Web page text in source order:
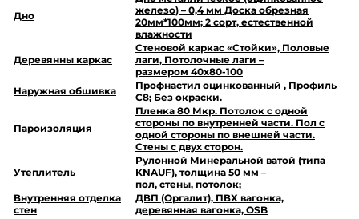
Дно
железо) – 0,4 мм Доска обрезная
20мм*100мм; 2 сорт, естественной
влажности
Деревянны каркас
Стеновой каркас «Стойки», Половые
лаги, Потолочные лаги –
размером 40х80-100
Наружная обшивка
Профнастил оцинкованный , Профиль
С8; Без окраски.
Пароизоляция
Пленка 80 Мкр. Потолок с одной
стороны по внутренней части. Пол с
одной стороны по внешней части.
Стены с двух сторон.
Утеплитель
Рулонной Минеральной ватой (типа
KNAUF), толщина 50 мм –
пол, стены, потолок;
Внутренняя отделка
стен
ДВП (Оргалит), ПВХ вагонка,
деревянная вагонка, OSB